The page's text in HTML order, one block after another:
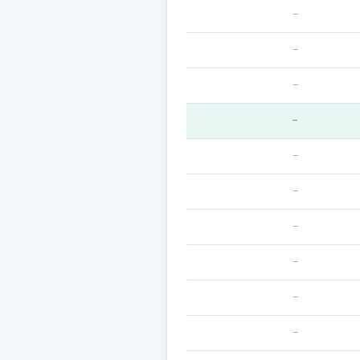
—
—
—
—
—
—
—
—
—
—